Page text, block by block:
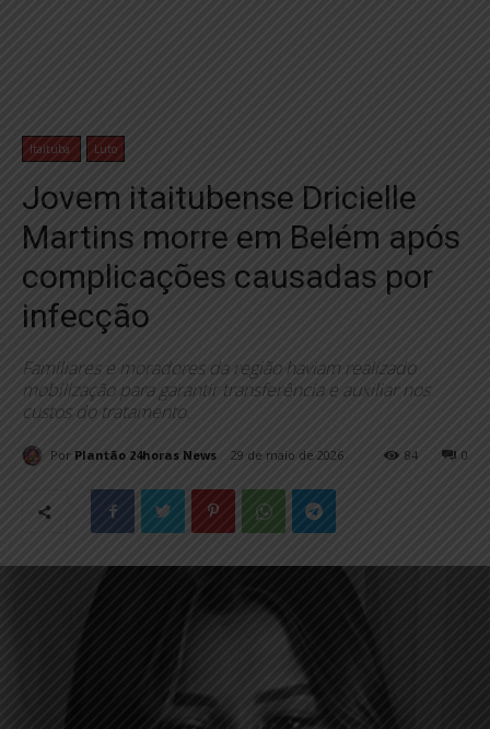
Itaituba Luto
Jovem itaitubense Dricielle
Martins morre em Belém após
complicações causadas por
infecção
Familiares e moradores da região haviam realizado
mobilização para garantir transferência e auxiliar nos
custos do tratamento.
Por Plantão 24horas News 29 de maio de 2026 0
84